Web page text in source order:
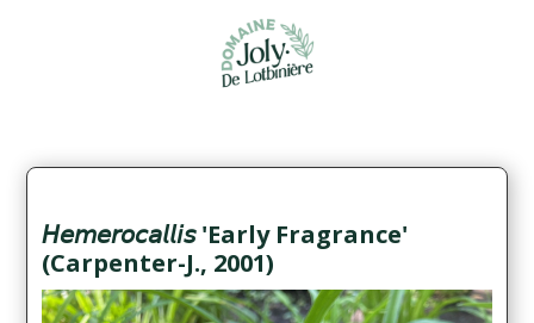
𝘏𝘦𝘮𝘦𝘳𝘰𝘤𝘢𝘭𝘭𝘪𝘴 'Early Fragrance'
(Carpenter-J., 2001)